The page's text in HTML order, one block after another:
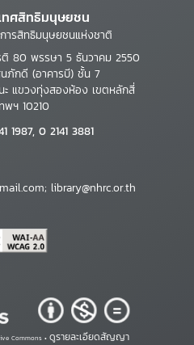
ทศสิทธิมนุษยชน
ารสิทธิมนุษยชนแห่งชาติ
ติ 80 พรรษา 5 ธันวาคม 2550
นภักดี (อาคารบี) ชั้น 7
แขวงทุ่งสองห้อง เขตหลักสี่
พฯ 10210
1987, 0 2141 3881
library@nhrc.or.th
Commons • ดูรายละเอียดสัญญา